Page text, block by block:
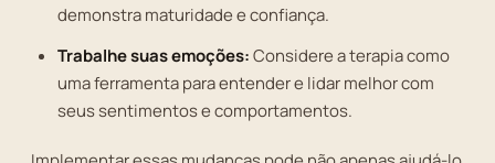
demonstra maturidade e confiança.
Trabalhe suas emoções:Considere a terapia como
uma ferramenta para entender e lidar melhor com
seus sentimentos e comportamentos.